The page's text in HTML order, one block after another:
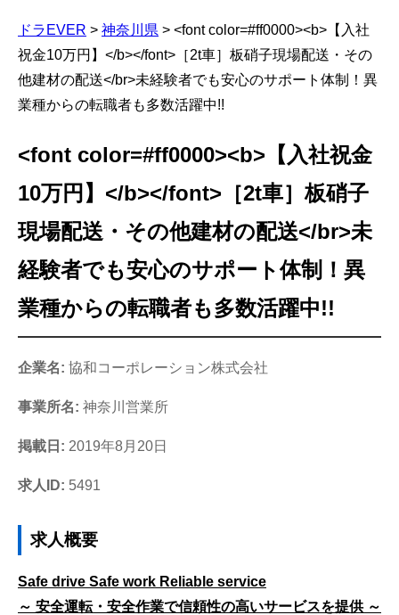
ドラEVER > 神奈川県 > <font color=#ff0000><b>【入社
祝金10万円】</b></font>［2t車］板硝子現場配送・その
他建材の配送</br>未経験者でも安心のサポート体制！異
業種からの転職者も多数活躍中!!
<font color=#ff0000><b>【入社祝金
10万円】</b></font>［2t車］板硝子
現場配送・その他建材の配送</br>未
経験者でも安心のサポート体制！異
業種からの転職者も多数活躍中!!
企業名: 協和コーポレーション株式会社
事業所名: 神奈川営業所
掲載日: 2019年8月20日
求人ID: 5491
求人概要
Safe drive Safe work Reliable service
～ 安全運転・安全作業で信頼性の高いサービスを提供 ～